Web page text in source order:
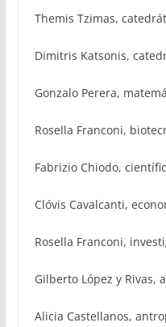
Themis Tzimas,
Dimitris Katsonis,
Gonzalo Perera,
Rosella Franconi,
Fabrizio Chiodo,
Clóvis Cavalcanti,
Rosella Franconi,
Gilberto López y Rivas,
Alicia Castellanos,